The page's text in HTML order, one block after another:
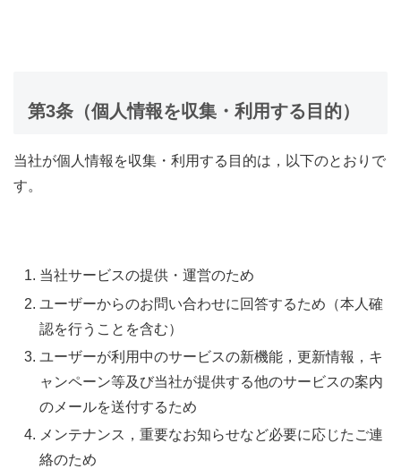
第3条（個人情報を収集・利用する目的）
当社が個人情報を収集・利用する目的は，以下のとおりで
す。
当社サービスの提供・運営のため
ユーザーからのお問い合わせに回答するため（本人確
認を行うことを含む）
ユーザーが利用中のサービスの新機能，更新情報，キ
ャンペーン等及び当社が提供する他のサービスの案内
のメールを送付するため
メンテナンス，重要なお知らせなど必要に応じたご連
絡のため